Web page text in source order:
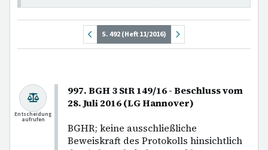
S. 492 (Heft 11/2016)
997. BGH 3 StR 149/16 - Beschluss vom
28. Juli 2016 (LG Hannover)
BGHR; keine ausschließliche
Beweiskraft des Protokolls hinsichtlich
Entscheidung
aufrufen